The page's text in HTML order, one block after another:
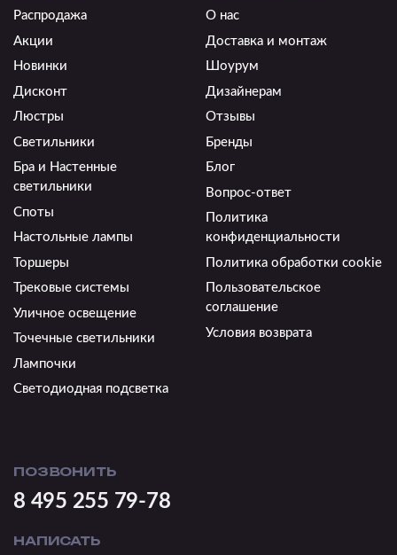
Распродажа
Акции
Новинки
Дисконт
Люстры
Светильники
Бра и Настенные
светильники
Споты
Настольные лампы
Торшеры
Трековые системы
Уличное освещение
Точечные светильники
Лампочки
Светодиодная подсветка
О нас
Доставка и монтаж
Шоурум
Дизайнерам
Отзывы
Бренды
Блог
Вопрос-ответ
Политика
конфиденциальности
Политика обработки cookie
Пользовательское
соглашение
Условия возврата
ПОЗВОНИТЬ
8 495 255 79-78
НАПИСАТЬ